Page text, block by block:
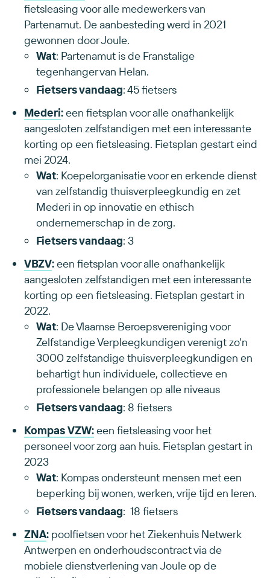
fietsleasing voor alle medewerkers van
Partenamut. De aanbesteding werd in 2021
gewonnen door Joule.
Wat: Partenamut is de Franstalige
tegenhanger van Helan.
Fietsers vandaag: 45 fietsers
Mederi:een fietsplan voor alle onafhankelijk
aangesloten zelfstandigen met een interessante
korting op een fietsleasing. Fietsplan gestart eind
mei 2024.
Wat: Koepelorganisatie voor en erkende dienst
van zelfstandig thuisverpleegkundig en zet
Mederi in op innovatie en ethisch
ondernemerschap in de zorg.
Fietsers vandaag: 3
VBZV:een fietsplan voor alle onafhankelijk
aangesloten zelfstandigen met een interessante
korting op een fietsleasing. Fietsplan gestart in
2022.
Wat: De Vlaamse Beroepsvereniging voor
Zelfstandige Verpleegkundigen verenigt zo'n
3000 zelfstandige thuisverpleegkundigen en
behartigt hun individuele, collectieve en
professionele belangen op alle niveaus
Fietsers vandaag: 8 fietsers
KompasVZW:een fietsleasing voor het
personeel voor zorg aan huis. Fietsplan gestart in
2023
Wat: Kompas ondersteunt mensen met een
beperking bij wonen, werken, vrije tijd en leren.
Fietsers vandaag: 18 fietsers
ZNA: poolfietsen voor het Ziekenhuis Netwerk
Antwerpen en onderhoudscontract via de
mobiele dienstverlening van Joule op de